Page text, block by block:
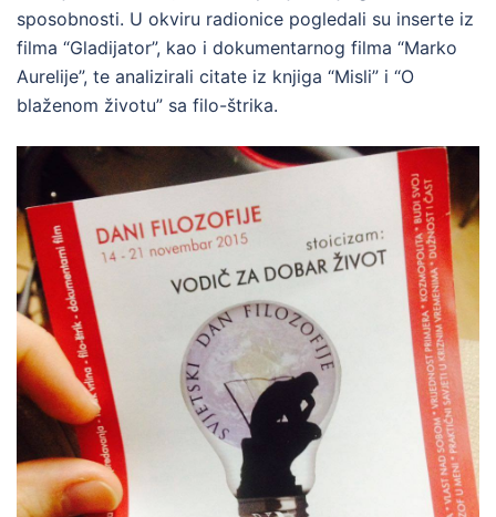
sposobnosti. U okviru radionice pogledali su inserte iz
filma “Gladijator”, kao i dokumentarnog filma “Marko
Aurelije”, te analizirali citate iz knjiga “Misli” i “O
blaženom životu” sa filo-štrika.